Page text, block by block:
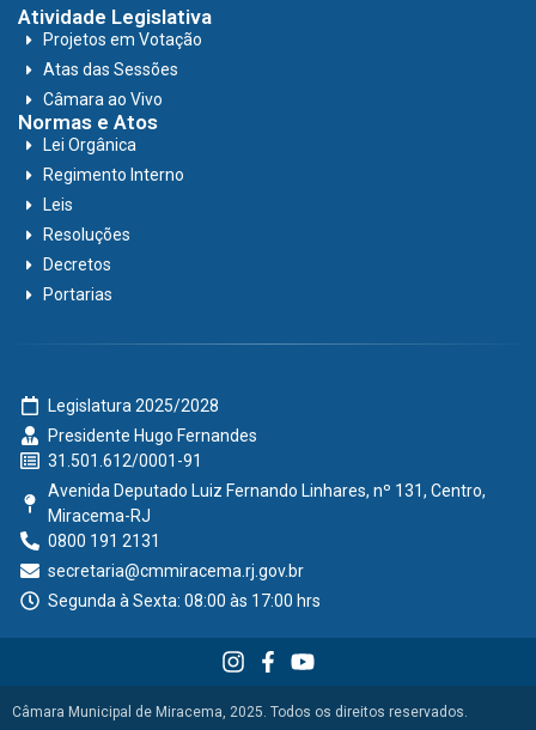
Atividade Legislativa
Projetos em Votação
Atas das Sessões
Câmara ao Vivo
Normas e Atos
Lei Orgânica
Regimento Interno
Leis
Resoluções
Decretos
Portarias
Legislatura 2025/2028
Presidente Hugo Fernandes
31.501.612/0001-91
Avenida Deputado Luiz Fernando Linhares, nº 131, Centro,
Miracema-RJ
0800 191 2131
secretaria@cmmiracema.rj.gov.br
Segunda à Sexta: 08:00 às 17:00 hrs
Câmara Municipal de Miracema, 2025. Todos os direitos reservados.